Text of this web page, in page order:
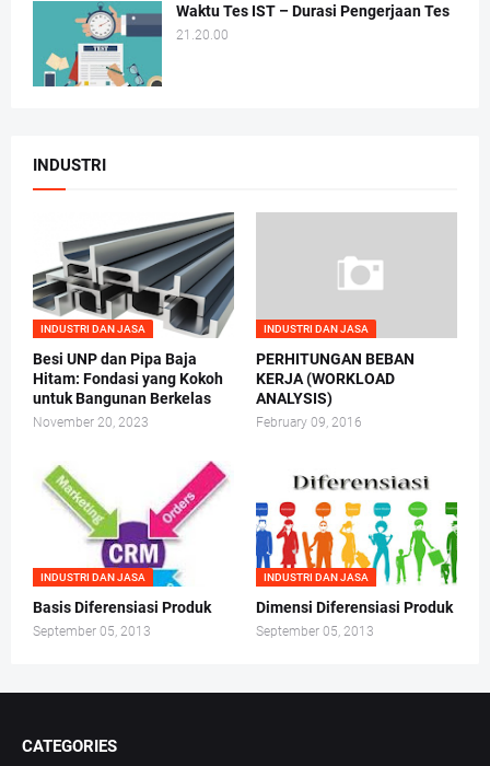
Waktu Tes IST – Durasi Pengerjaan Tes
21.20.00
INDUSTRI
INDUSTRI DAN JASA
Besi UNP dan Pipa Baja
Hitam: Fondasi yang Kokoh
untuk Bangunan Berkelas
November 20, 2023
INDUSTRI DAN JASA
PERHITUNGAN BEBAN
KERJA (WORKLOAD
ANALYSIS)
February 09, 2016
INDUSTRI DAN JASA
Basis Diferensiasi Produk
September 05, 2013
INDUSTRI DAN JASA
Dimensi Diferensiasi Produk
September 05, 2013
CATEGORIES